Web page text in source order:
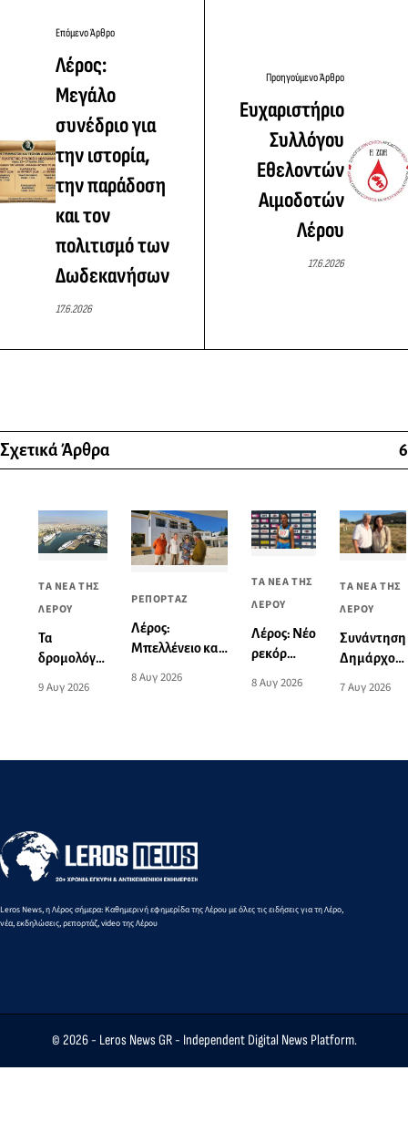
Επόμενο Άρθρο
Λέρος:
Μεγάλο
συνέδριο για
την ιστορία,
την παράδοση
και τον
πολιτισμό των
Δωδεκανήσων
17.6.2026
Προηγούμενο Άρθρο
Ευχαριστήριο
Συλλόγου
Εθελοντών
Αιμοδοτών
Λέρου
17.6.2026
Σχετικά Άρθρα 6
ΤΑ ΝΕΑ ΤΗΣ
ΛΕΡΟΥ
Τα
δρομολόγια
και προς
16
9 Αυγ 2026
ΡΕΠΟΡΤΑΖ
Λέρος:
Μπελλένειο και
αλλάζουν όψη
8 Αυγ 2026
ΤΑ ΝΕΑ ΤΗΣ
ΛΕΡΟΥ
Λέρος: Νέο
ρεκόρ
Αιγαίου
8 Αυγ 2026
ΤΑ ΝΕΑ ΤΗΣ
ΛΕΡΟΥ
Συνάντηση
Δημάρχου
7 Αυγ 2026
Leros News, η Λέρος σήμερα: Καθημερινή εφημερίδα της Λέρου με όλες τις ειδήσεις για τη Λέρο,
νέα, εκδηλώσεις, ρεπορτάζ, video της Λέρου
© 2026 - Leros News GR- Independent Digital News Platform.